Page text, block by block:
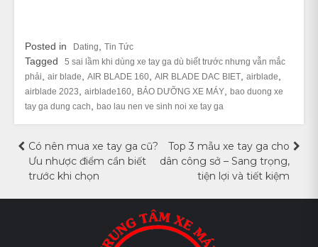
Posted in Dating Tin Tức
Tagged
5 sai lầm khi dùng xe tay ga dù biết trước nhưng vẫn mắc
phải
air blade AIR BLADE 160 AIR BLADE DAC BIET airblade
airblade 2023 airblade160 BẢO DƯỠNG XE MÁY bao duong xe
tay ga dung cach
bao lau nen ve sinh noi xe tay ga
Điều
hướng
bài
Có nên mua xe tay ga cũ?
Ưu nhược điểm cần biết
trước khi chọn
Top 3 mẫu xe tay ga cho
dân công sở – Sang trọng,
tiện lợi và tiết kiệm